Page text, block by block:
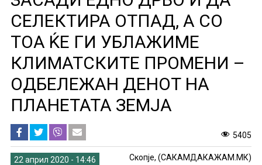
СЕЛЕКТИРА ОТПАД, А СО
ТОА ЌЕ ГИ УБЛАЖИМЕ
КЛИМАТСКИТЕ ПРОМЕНИ –
ОДБЕЛЕЖАН ДЕНОТ НА
ПЛАНЕТАТА ЗЕМЈА
5405
22 април 2020 - 14:46 Скопје, (САКАМДАКАЖАМ.МК)